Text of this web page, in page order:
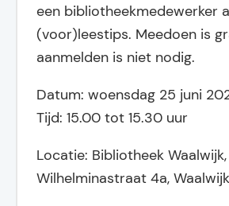
een bibliotheekmedewerker
(voor)leestips. Meedoen is
aanmelden is niet nodig.
Datum: woensdag 25 juni
Tijd: 15.00 tot 15.30 uur
Locatie: Bibliotheek Waalwijk,
Wilhelminastraat 4a, Waalwijk